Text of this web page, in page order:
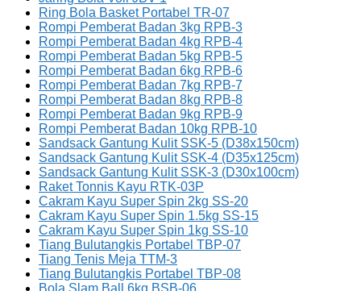
Ring Bola Basket Portabel TR-07
Rompi Pemberat Badan 3kg RPB-3
Rompi Pemberat Badan 4kg RPB-4
Rompi Pemberat Badan 5kg RPB-5
Rompi Pemberat Badan 6kg RPB-6
Rompi Pemberat Badan 7kg RPB-7
Rompi Pemberat Badan 8kg RPB-8
Rompi Pemberat Badan 9kg RPB-9
Rompi Pemberat Badan 10kg RPB-10
Sandsack Gantung Kulit SSK-5 (D38x150cm)
Sandsack Gantung Kulit SSK-4 (D35x125cm)
Sandsack Gantung Kulit SSK-3 (D30x100cm)
Raket Tonnis Kayu RTK-03P
Cakram Kayu Super Spin 2kg SS-20
Cakram Kayu Super Spin 1.5kg SS-15
Cakram Kayu Super Spin 1kg SS-10
Tiang Bulutangkis Portabel TBP-07
Tiang Tenis Meja TTM-3
Tiang Bulutangkis Portabel TBP-08
Bola Slam Ball 6kg BSB-06